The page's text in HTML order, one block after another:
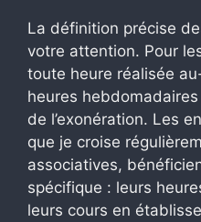
La définition précise
votre attention. Pour
toute heure réalisée
heures
de l’exonération. Les
que je croise
associatives,
spécifique : leurs
leurs cours en